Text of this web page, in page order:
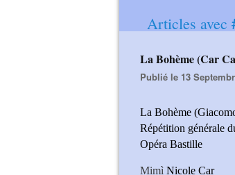
Articles avec
La Bohème (Car
Publié le 13
La Bohème
Répétition générale
Opéra Bastille
Mimì Nicole Car